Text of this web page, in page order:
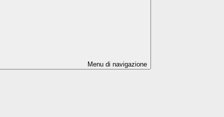
Menu di navigazione